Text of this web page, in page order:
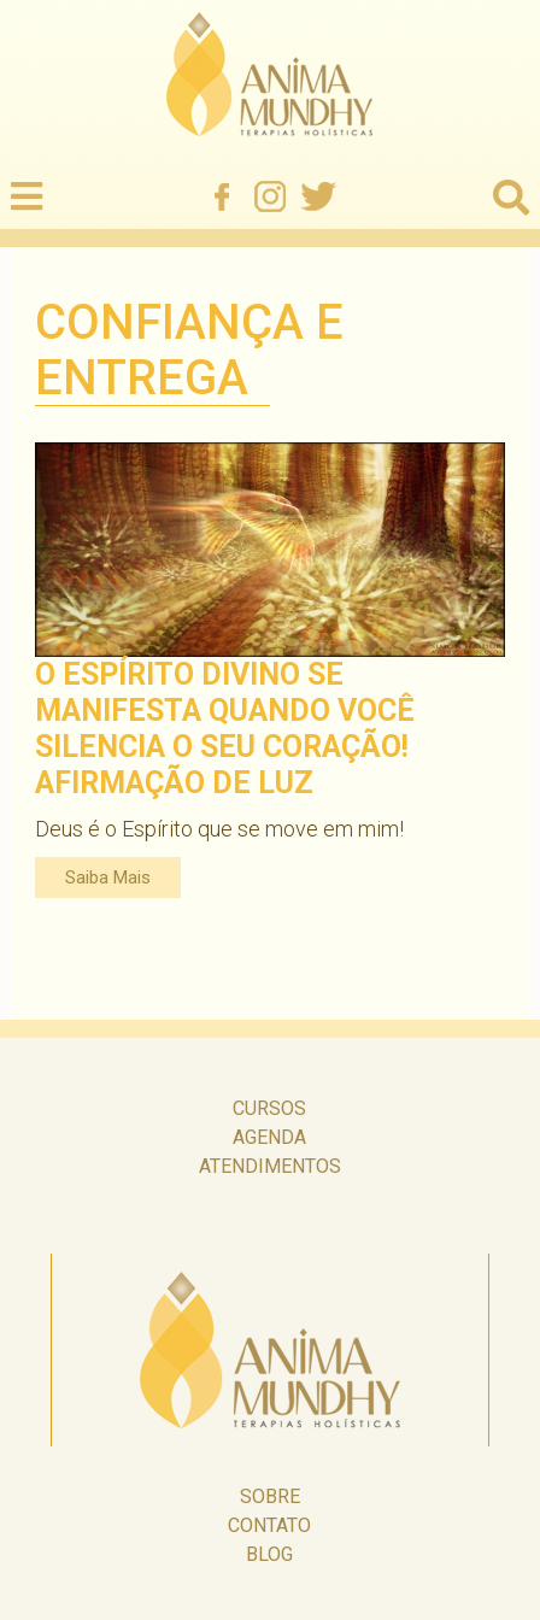
CONFIANÇA E
ENTREGA
O ESPÍRITO DIVINO SE
MANIFESTA QUANDO VOCÊ
SILENCIA O SEU CORAÇÃO!
AFIRMAÇÃO DE LUZ
Deus é o Espírito que se move em mim!
Saiba Mais
CURSOS
AGENDA
ATENDIMENTOS
SOBRE
CONTATO
BLOG